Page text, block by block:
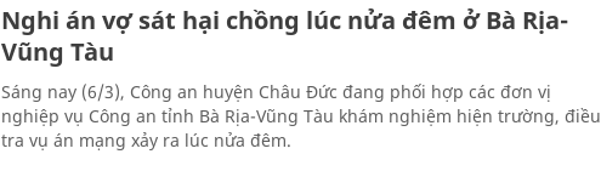
Nghi án vợ sát hại chồng lúc nửa đêm ở Bà Rịa-
Vũng Tàu
Sáng nay (6/3), Công an huyện Châu Đức đang phối hợp các đơn vị
nghiệp vụ Công an tỉnh Bà Rịa-Vũng Tàu khám nghiệm hiện trường, điều
tra vụ án mạng xảy ra lúc nửa đêm.